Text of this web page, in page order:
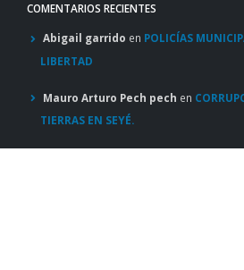
COMENTARIOS RECIENTES
Abigail garrido en POLICÍAS
LIBERTAD
Mauro Arturo Pech pech en
TIERRAS EN SEYÉ.